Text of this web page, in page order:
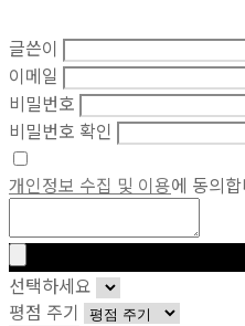
글쓴이
이메일
비밀번호
비밀번호 확인
개인정보 수집 및 이용에 동의
선택하세요
평점 주기